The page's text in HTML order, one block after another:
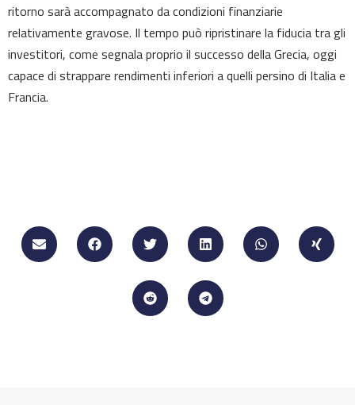
ritorno sarà accompagnato da condizioni finanziarie
relativamente gravose. Il tempo può ripristinare la fiducia tra gli
investitori, come segnala proprio il successo della Grecia, oggi
capace di strappare rendimenti inferiori a quelli persino di Italia e
Francia.